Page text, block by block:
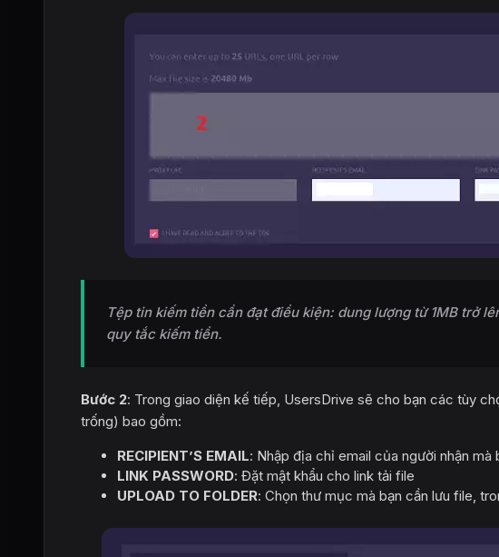
Tệp tin kiếm tiền cần đạt điều kiện: dung lượng từ 1MB trở
quy tắc kiếm tiền.
Bước 2: Trong giao diện kế tiếp, UsersDrive sẽ cho bạn các tùy
trống) bao gồm:
RECIPIENT’S EMAIL: Nhập địa chỉ email của người nhận mà
LINK PASSWORD: Đặt mật khẩu cho link tải file
UPLOAD TO FOLDER: Chọn thư mục mà bạn cần lưu file,